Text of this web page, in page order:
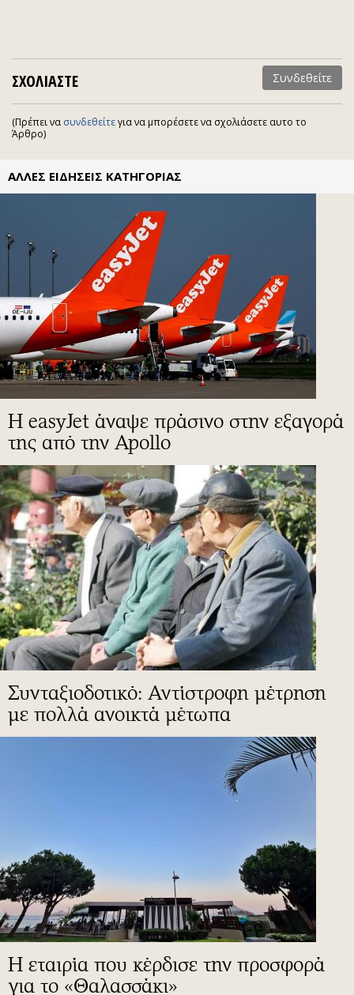
ΣΧΟΛΙΑΣΤΕ Συνδεθείτε
(Πρέπει να συνδεθείτεγια να μπορέσετε να σχολιάσετε αυτο το
Άρθρο)
ΑΛΛΕΣ ΕΙΔΗΣΕΙΣ ΚΑΤΗΓΟΡΙΑΣ
Η easyJet άναψε πράσινο στην εξαγορά
της από την Apollo
Συνταξιοδοτικό: Αντίστροφη μέτρηση
με πολλά ανοικτά μέτωπα
Η εταιρία που κέρδισε την προσφορά
για το «Θαλασσάκι»